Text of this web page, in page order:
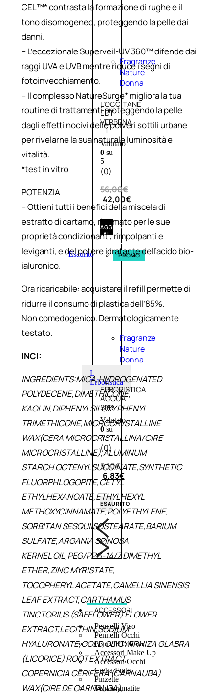
Fragranze
Nature
Donna
L’OCCITANE
EDT
VERBENA
1
Valutato
0su
5
(0)
56,00€
42,00€
AGGIUNGI
AL
CARRELLO
Esaurito PROMO
Fragranze
Nature
Donna
L
Erboristica
L’
ERBORISTICA
ACQUA
SPR
Valutato
0su
5
(0)
9,10€
6,83€
ESAURITO
ACCESSORI
Pennelli Viso
Pennelli Occhi
Pennelli Labbra
Accessori Make Up
Accessori Occhi
Ciglia Finte
Pinzette
Temperamatite
CEL™* contrasta la formazione di rughe e il
tono disomogeneo, proteggendo la pelle dai
danni.
– L’eccezionale Superveil-UV 360™ difende dai
raggi UVA e UVB mentre riduce i segni di
fotoinvecchiamento.
– Il complesso NatureSurge* migliora la tua
routine di trattamenti proteggendo la pelle
dagli effetti nocivi delle polveri sottili urbane
per rivelarne la sua naturale luminosità e
vitalità.
*test in vitro
POTENZIA
– Ottieni tutti i benefici della miscela di
estratto di cartamo, rinomato per le sue
proprietà condizionanti, rimpolpanti e
leviganti, e del potere idratante dell’acido bio-
ialuronico.
Ora ricaricabile: acquistare il refill permette di
ridurre il consumo di plastica dell’85%.
Non comedogenico. Dermatologicamente
testato.
INCI:
INGREDIENTS:MICA,HYDROGENATED
POLYDECENE,DIMETHICONE,
KAOLIN,DIPHENYLSILOXY PHENYL
TRIMETHICONE,MICROCRYSTALLINE
WAX(CERA MICROCRISTALLINA/CIRE
MICROCRISTALLINE),ALUMINUM
STARCH OCTENYLSUCCINATE,SYNTHETIC
FLUORPHLOGOPITE,CETYL
ETHYLHEXANOATE,ETHYLHEXYL
METHOXYCINNAMATE,POLYETHYLENE,
SORBITAN SESQUIISOSTEARATE,BARIUM
SULFATE,ARGANIA SPINOSA
KERNEL OIL,PEG/PPG-14/7 DIMETHYL
ETHER,ZINC MYRISTATE,
TOCOPHERYL ACETATE,CAMELLIA SINENSIS
LEAF EXTRACT,CARTHAMUS
TINCTORIUS (SAFFLOWER) FLOWER
EXTRACT,LECITHIN,SODIUM
HYALURONATE,GOLD,GLYCYRRHIZA GLABRA
(LICORICE) ROOT EXTRACT,
COPERNICIA CERIFERA (CARNAUBA)
WAX(CIRE DE CARNAUBA),